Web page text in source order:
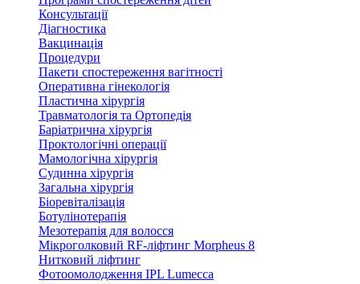
Консультації
Діагностика
Вакцинація
Процедури
Пакети спостереження вагітності
Оперативна гінекологія
Пластична хірургія
Травматологія та Ортопедія
Баріатрична хірургія
Проктологічні операції
Мамологічна хірургія
Судинна хірургія
Загальна хірургія
Біоревіталізація
Ботулінотерапія
Мезотерапія для волосся
Мікроголковий RF-ліфтинг Morpheus 8
Нитковий ліфтинг
Фотоомолодження IPL Lumecca